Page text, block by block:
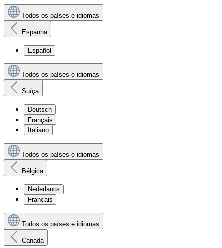
Todos os países e idiomas
Espanha
Español
Todos os países e idiomas
Suíça
Deutsch
Français
Italiano
Todos os países e idiomas
Bélgica
Nederlands
Français
Todos os países e idiomas
Canadá